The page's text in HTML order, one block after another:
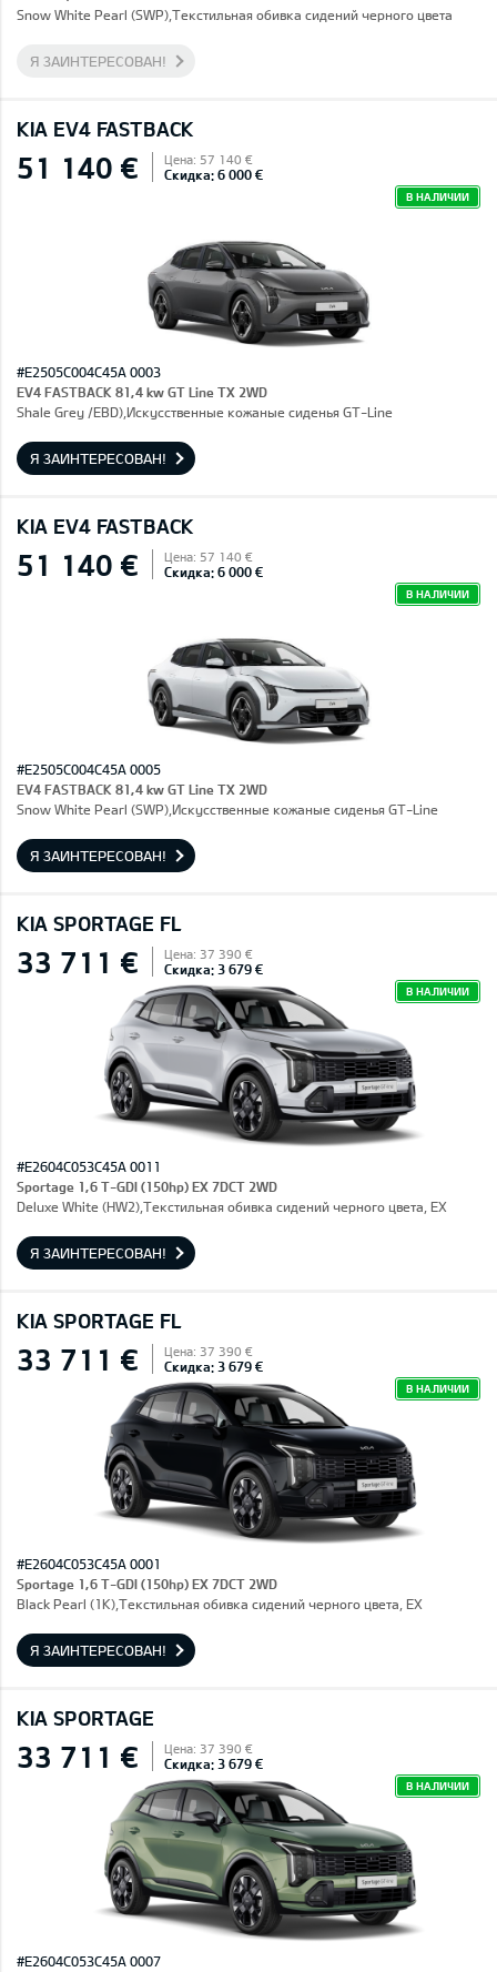
Snow White Pearl (SWP),Текстильная обивка сидений черного цвета
Я ЗАИНТЕРЕСОВАН!
KIA EV4 FASTBACK
51 140 € Цена: 57 140 €
Скидка: 6 000 €
В НАЛИЧИИ
#E2505C004C45A 0003
EV4 FASTBACK 81,4 kw GT Line TX 2WD
Shale Grey /EBD),Искусственные кожаные сиденья GT-Line
Я ЗАИНТЕРЕСОВАН!
KIA EV4 FASTBACK
51 140 € Цена: 57 140 €
Скидка: 6 000 €
В НАЛИЧИИ
#E2505C004C45A 0005
EV4 FASTBACK 81,4 kw GT Line TX 2WD
Snow White Pearl (SWP),Искусственные кожаные сиденья GT-Line
Я ЗАИНТЕРЕСОВАН!
KIA SPORTAGE FL
33 711 € Цена: 37 390 €
Скидка: 3 679 €
В НАЛИЧИИ
#E2604C053C45A 0011
Sportage 1,6 T-GDI (150hp) EX 7DCT 2WD
Deluxe White (HW2),Текстильная обивка сидений черного цвета, EX
Я ЗАИНТЕРЕСОВАН!
KIA SPORTAGE FL
33 711 € Цена: 37 390 €
Скидка: 3 679 €
В НАЛИЧИИ
#E2604C053C45A 0001
Sportage 1,6 T-GDI (150hp) EX 7DCT 2WD
Black Pearl (1K),Текстильная обивка сидений черного цвета, EX
Я ЗАИНТЕРЕСОВАН!
KIA SPORTAGE
33 711 € Цена: 37 390 €
Скидка: 3 679 €
В НАЛИЧИИ
#E2604C053C45A 0007